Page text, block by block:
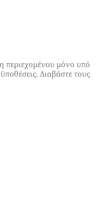
περιεχομένου μόνο υπό
Διαβάστε τους